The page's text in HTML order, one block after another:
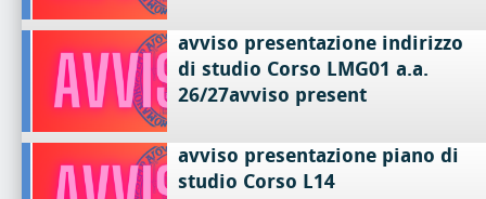
avviso presentazione indirizzo
di studio Corso LMG01 a.a.
26/27avviso present
avviso presentazione piano di
studio Corso L14